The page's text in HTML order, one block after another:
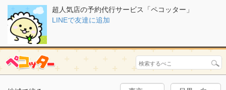
超人気店の予約代行サービス「ペコッター」
LINEで友達に追加